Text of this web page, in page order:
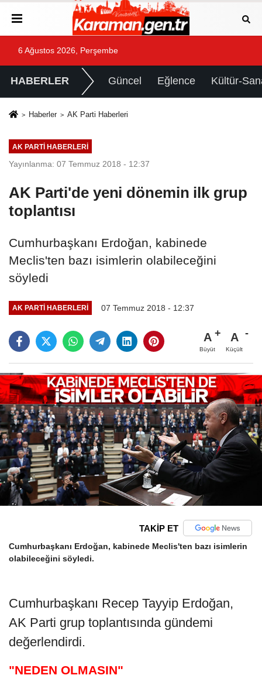
6 Ağustos 2026, Perşembe
HABERLER Güncel Eğlence Kültür-
Haberler AK Parti Haberleri
AK PARTI HABERLERI
Yayınlanma: 07 Temmuz 2018 - 12:37
AK Parti'de yeni dönemin ilk grup
toplantısı
Cumhurbaşkanı Erdoğan, kabinede
Meclis'ten bazı isimlerin olabileceğini
söyledi
AK PARTI HABERLERI 07 Temmuz 2018 - 12:37
A
Büyüt
A
Küçült
TAKİP ET
Cumhurbaşkanı Erdoğan, kabinede Meclis'ten bazı isimlerin
olabileceğini söyledi.
Cumhurbaşkanı Recep Tayyip Erdoğan,
AK Parti grup toplantısında gündemi
değerlendirdi.
"NEDEN OLMASIN"